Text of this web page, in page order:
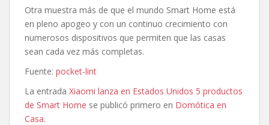
Otra muestra más de que el mundo Smart Home está
en pleno apogeo y con un continuo crecimiento con
numerosos dispositivos que permiten que las casas
sean cada vez más completas.
Fuente: pocket-lint
La entrada Xiaomi lanza en Estados Unidos 5 productos
de Smart Home se publicó primero en Domótica en
Casa.